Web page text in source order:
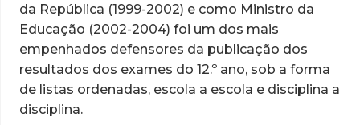
da República (1999-2002) e como Ministro da
Educação (2002-2004) foi um dos mais
empenhados defensores da publicação dos
resultados dos exames do 12.º ano, sob a forma
de listas ordenadas, escola a escola e disciplina a
disciplina.